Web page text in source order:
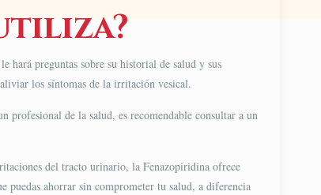
preguntas sobre su historial de salud y sus
los síntomas de la irritación vesical.
profesional de la salud, es recomendable consultar a un
del tracto urinario, la Fenazopiridina ofrece
puedas ahorrar sin comprometer tu salud, a diferencia